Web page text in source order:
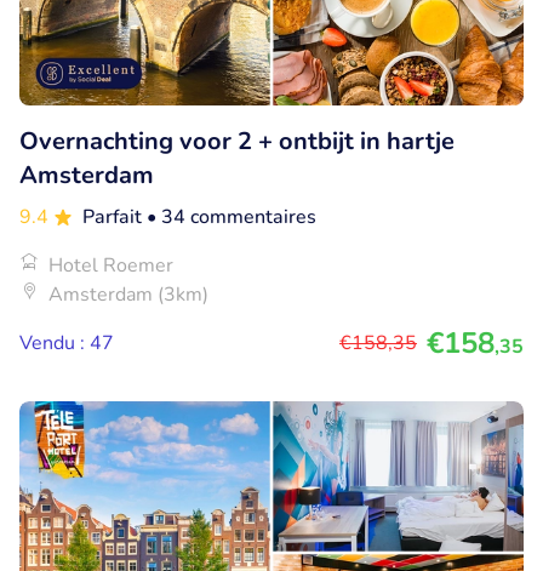
Overnachting voor 2 + ontbijt in hartje
Amsterdam
9.4 Parfait • 34 commentaires
Hotel Roemer
Amsterdam (3km)
Vendu : 47
€158,35 €158,35